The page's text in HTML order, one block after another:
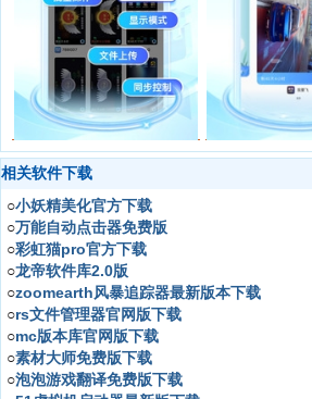
相关软件下载
○小妖精美化官方下载
○万能自动点击器免费版
○彩虹猫pro官方下载
○龙帝软件库2.0版
○zoomearth风暴追踪器最新版本下载
○rs文件管理器官网版下载
○mc版本库官网版下载
○素材大师免费版下载
○泡泡游戏翻译免费版下载